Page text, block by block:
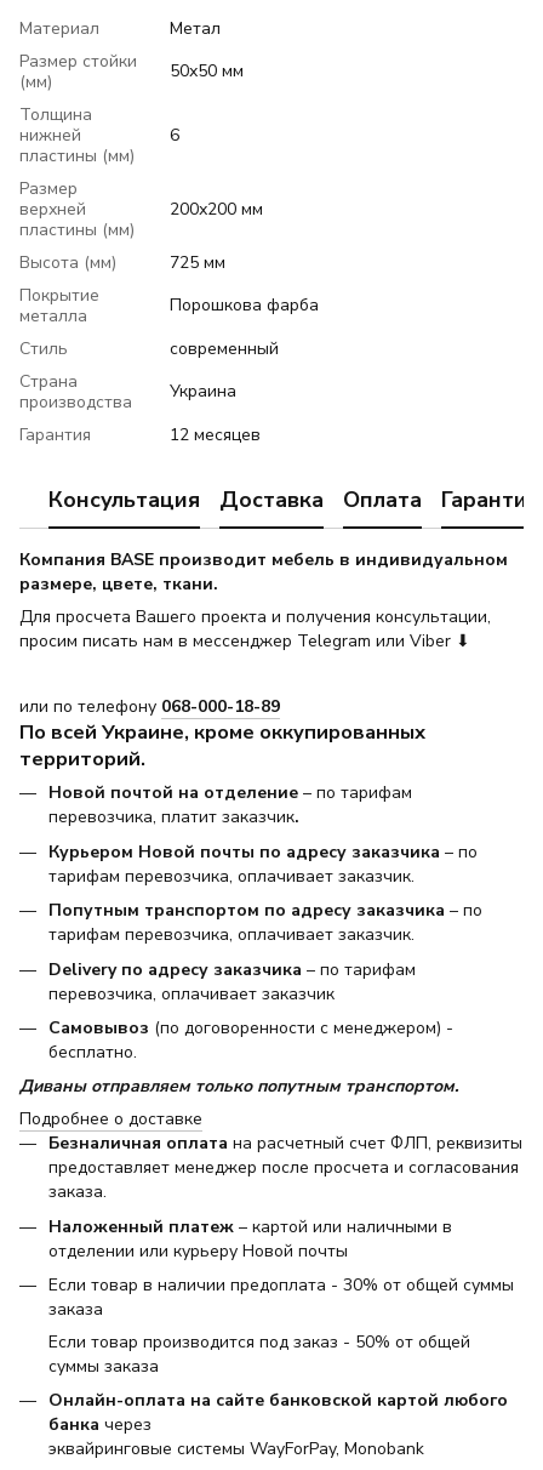
Материал
Метал
Размер стойки
(мм)
50х50 мм
Толщина
нижней
пластины (мм)
6
Размер
верхней
пластины (мм)
200х200 мм
Высота (мм)
725 мм
Покрытие
металла
Порошкова фарба
Стиль
современный
Страна
производства
Украина
Гарантия
12 месяцев
Консультация Доставка Оплата Гарантия
Компания BASE производит мебель в индивидуальном
размере, цвете, ткани.
Для просчета Вашего проекта и получения консультации,
просим писать нам в мессенджер Telegram или Viber ⬇
или по телефону 068-000-18-89
По всей Украине, кроме оккупированных
территорий.
Новой почтой на отделение – по тарифам
перевозчика, платит заказчик.
Курьером Новой почты по адресу заказчика – по
тарифам перевозчика, оплачивает заказчик.
Попутным транспортом по адресу заказчика – по
тарифам перевозчика, оплачивает заказчик.
Delivery по адресу заказчика – по тарифам
перевозчика, оплачивает заказчик
Самовывоз (по договоренности с менеджером) -
бесплатно.
Диваны отправляем только попутным транспортом.
Подробнее о доставке
Безналичная оплата на расчетный счет ФЛП, реквизиты
предоставляет менеджер после просчета и согласования
заказа.
Наложенный платеж – картой или наличными в
отделении или курьеру Новой почты
Если товар в наличии предоплата - 30% от общей суммы
заказа
Если товар производится под заказ - 50% от общей
суммы заказа
Онлайн-оплата на сайте банковской картой любого
банка через
эквайринговые системы WayForPay, Monobank